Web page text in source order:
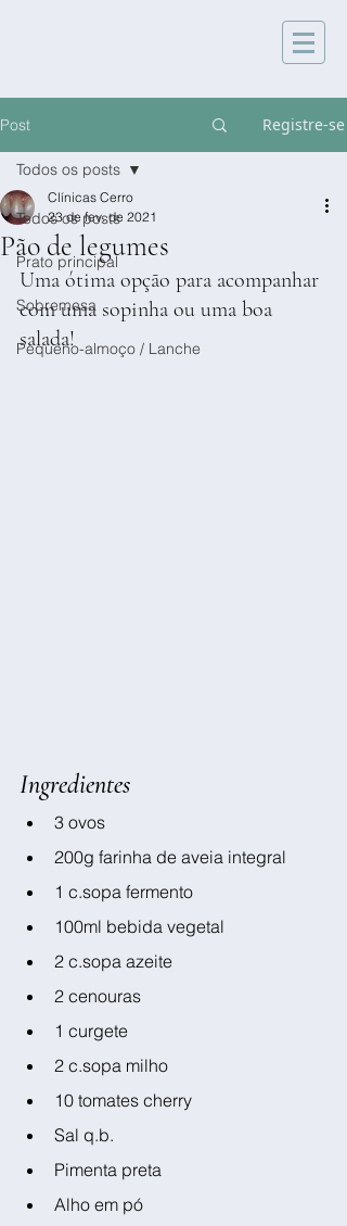
Post Registre-se
Todos os posts
Prato principal
Sobremesa
Pequeno-almoço / Lanche
Todos os posts
Pão de legumes
Clínicas Cerro
23 de fev. de 2021
Uma ótima opção para acompanhar
com uma sopinha ou uma boa
salada!
Ingredientes
3 ovos
200g farinha de aveia integral
1 c.sopa fermento
100ml bebida vegetal
2 c.sopa azeite
2 cenouras
1 curgete
2 c.sopa milho
10 tomates cherry
Sal q.b.
Pimenta preta
Alho em pó